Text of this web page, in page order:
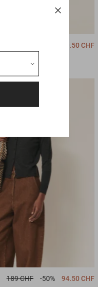
109.50 CHF
189 CHF -50% 94.50 CHF